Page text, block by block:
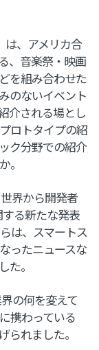
は、アメリカ合
、音楽祭・映画
を組み合わせた
のないイベント
介される場とし
ロトタイプの紹
ク分野での紹介
。
界から開発者
る新たな発表
は、スマートス
ったニュースな
た。
の何を変えて
携わっている
られました。